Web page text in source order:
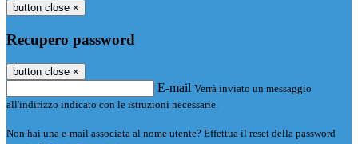
button close ×
Recupero password
button close ×
E-mail Verrà inviato un messaggio
all'indirizzo indicato con le istruzioni necessarie.
Non hai una e-mail associata al nome utente? Effettua il reset della password